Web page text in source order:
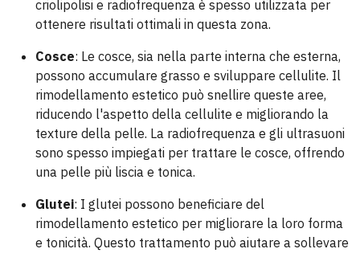
criolipolisi e radiofrequenza è spesso utilizzata per
ottenere risultati ottimali in questa zona.
Cosce: Le cosce, sia nella parte interna che esterna,
possono accumulare grasso e sviluppare cellulite. Il
rimodellamento estetico può snellire queste aree,
riducendo l'aspetto della cellulite e migliorando la
texture della pelle. La radiofrequenza e gli ultrasuoni
sono spesso impiegati per trattare le cosce, offrendo
una pelle più liscia e tonica.
Glutei: I glutei possono beneficiare del
rimodellamento estetico per migliorare la loro forma
e tonicità. Questo trattamento può aiutare a sollevare